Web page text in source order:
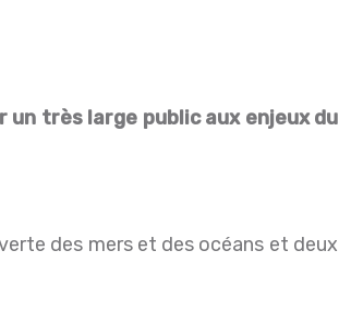
un très large public aux enjeux du
des mers et des océans et deux